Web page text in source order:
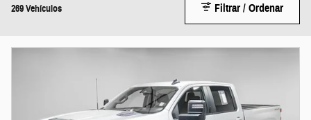
269 Vehículos Filtrar / Ordenar